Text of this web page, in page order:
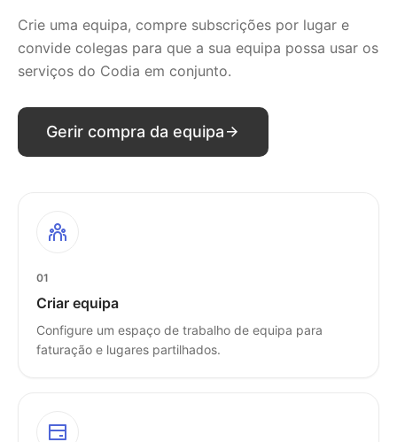
Crie uma equipa, compre subscrições por lugar e
convide colegas para que a sua equipa possa usar os
serviços do Codia em conjunto.
Gerir compra da equipa
01
Criar equipa
Configure um espaço de trabalho de equipa para
faturação e lugares partilhados.